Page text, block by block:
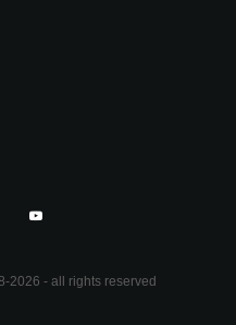
2026 - all rights reserved